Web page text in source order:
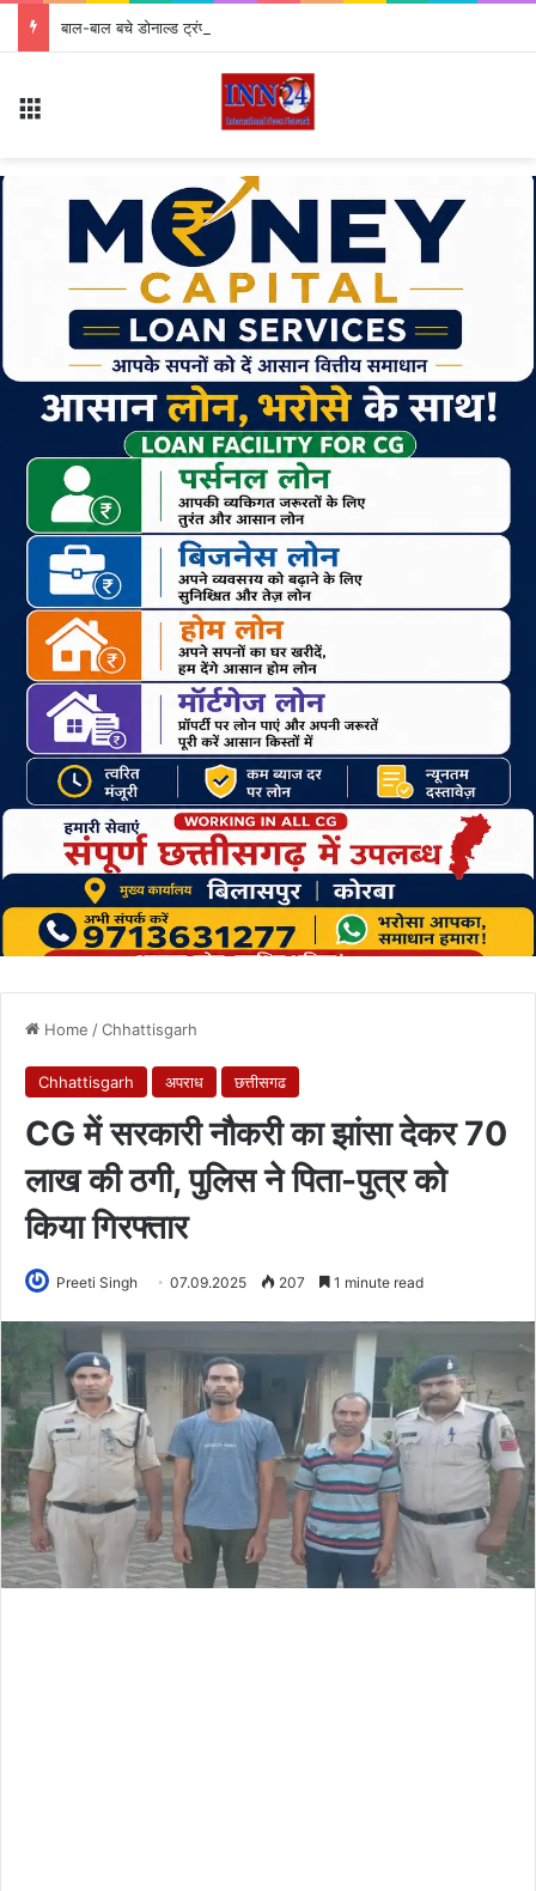
Home /Chhattisgarh
Chhattisgarh अपराध छत्तीसगढ
CG में सरकारी नौकरी का झांसा देकर 70
लाख की ठगी, पुलिस ने पिता-पुत्र को
किया गिरफ्तार
Preeti Singh 07.09.2025 207 1 minute read